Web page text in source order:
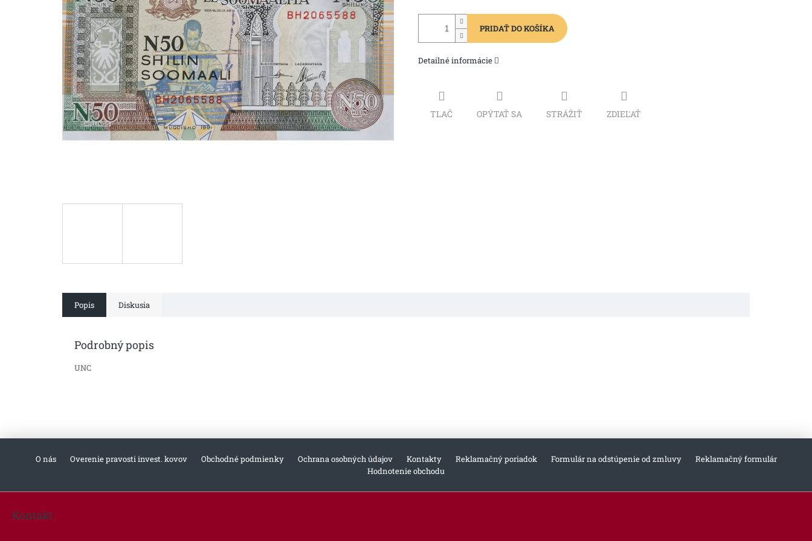
PRIDAŤ DO KOŠÍKA
Detailné informácie
TLAČ OPÝTAŤ SA STRÁŽIŤ ZDIEĽAŤ
Popis Diskusia
Podrobný popis
UNC
O nás Overenie pravosti invest. kovov Obchodné podmienky Ochrana osobných údajov Kontakty Reklamačný poriadok Formulár na odstúpenie od zmluvy
Reklamačný formulár
Hodnotenie obchodu
Kontakt